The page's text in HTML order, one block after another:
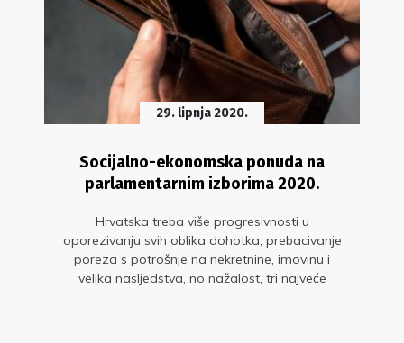
29. lipnja 2020.
Socijalno-ekonomska ponuda na
parlamentarnim izborima 2020.
Hrvatska treba više progresivnosti u
oporezivanju svih oblika dohotka, prebacivanje
poreza s potrošnje na nekretnine, imovinu i
velika nasljedstva, no nažalost, tri najveće